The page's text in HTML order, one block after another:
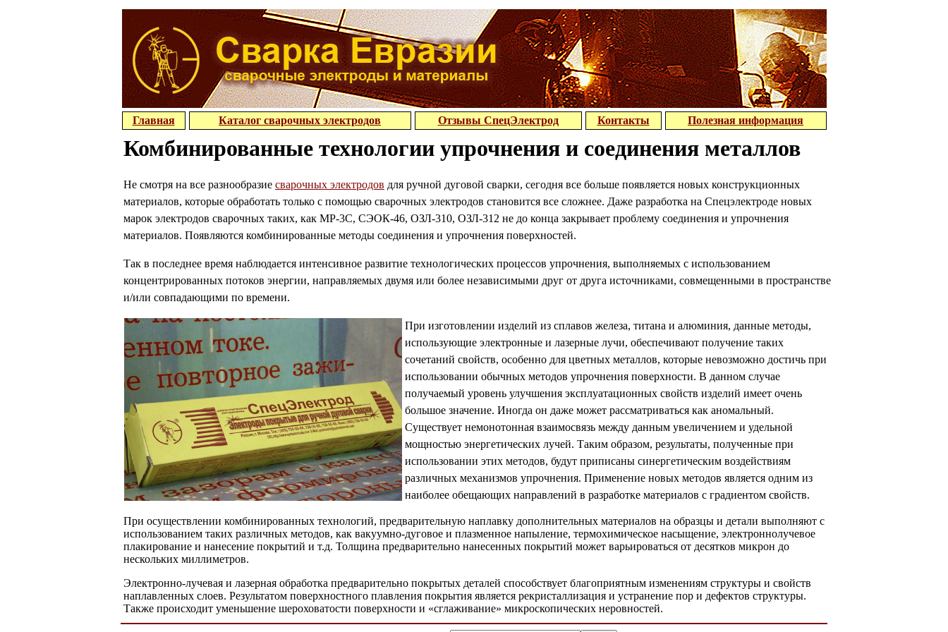
Главная Каталог сварочных электродов Отзывы СпецЭлектрод Контакты Полезная информация
Комбинированные технологии упрочнения и соединения металлов
Не смотря на все разнообразие сварочных электродов для ручной дуговой сварки, сегодня все больше появляется новых конструкционных
материалов, которые обработать только с помощью сварочных электродов становится все сложнее. Даже разработка на Спецэлектроде новых
марок электродов сварочных таких, как МР-3С, СЭОК-46, ОЗЛ-310, ОЗЛ-312 не до конца закрывает проблему соединения и упрочнения
материалов. Появляются комбинированные методы соединения и упрочнения поверхностей.
Так в последнее время наблюдается интенсивное развитие технологических процессов упрочнения, выполняемых с использованием
концентрированных потоков энергии, направляемых двумя или более независимыми друг от друга источниками, совмещенными в пространстве
и/или совпадающими по времени.
При изготовлении изделий из сплавов железа, титана и алюминия, данные методы,
использующие электронные и лазерные лучи, обеспечивают получение таких
сочетаний свойств, особенно для цветных металлов, которые невозможно достичь при
использовании обычных методов упрочнения поверхности. В данном случае
получаемый уровень улучшения эксплуатационных свойств изделий имеет очень
большое значение. Иногда он даже может рассматриваться как аномальный.
Существует немонотонная взаимосвязь между данным увеличением и удельной
мощностью энергетических лучей. Таким образом, результаты, полученные при
использовании этих методов, будут приписаны синергетическим воздействиям
различных механизмов упрочнения. Применение новых методов является одним из
наиболее обещающих направлений в разработке материалов с градиентом свойств.
При осуществлении комбинированных технологий, предварительную наплавку дополнительных материалов на образцы и детали выполняют с
использованием таких различных методов, как вакуумно-дуговое и плазменное напыление, термохимическое насыщение, электроннолучевое
плакирование и нанесение покрытий и т.д. Толщина предварительно нанесенных покрытий может варьироваться от десятков микрон до
нескольких миллиметров.
Электронно-лучевая и лазерная обработка предварительно покрытых деталей способствует благоприятным изменениям структуры и свойств
наплавленных слоев. Результатом поверхностного плавления покрытия является рекристаллизация и устранение пор и дефектов структуры.
Также происходит уменьшение шероховатости поверхности и «сглаживание» микроскопических неровностей.